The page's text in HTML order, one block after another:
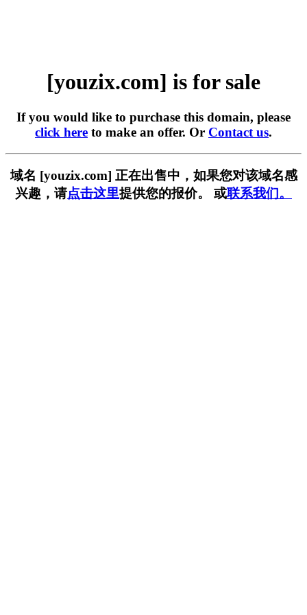
[youzix.com] is for sale
If you would like to purchase this domain, please
click here to make an offer. Or Contact us.
域名 [youzix.com] 正在出售中，如果您对该域名感
兴趣，请点击这里提供您的报价。 或联系我们。